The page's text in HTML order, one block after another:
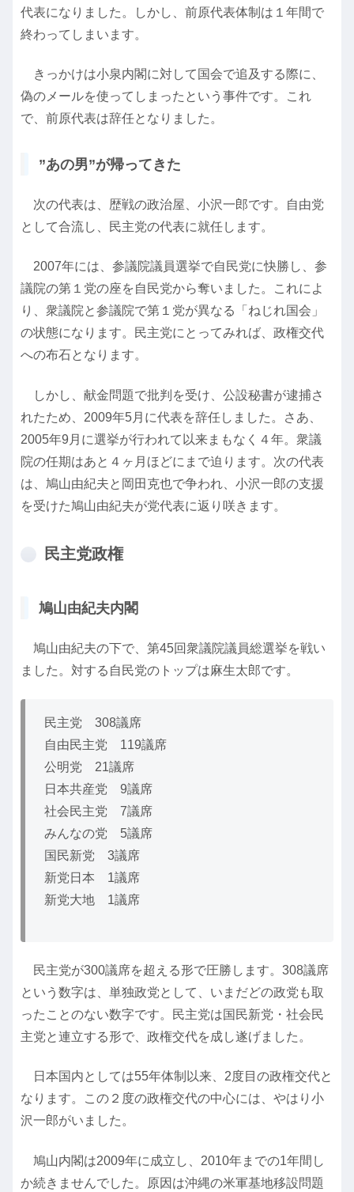
代表になりました。しかし、前原代表体制は１年間で
終わってしまいます。
きっかけは小泉内閣に対して国会で追及する際に、
偽のメールを使ってしまったという事件です。これ
で、前原代表は辞任となりました。
”あの男”が帰ってきた
次の代表は、歴戦の政治屋、小沢一郎です。自由党
として合流し、民主党の代表に就任します。
2007年には、参議院議員選挙で自民党に快勝し、参
議院の第１党の座を自民党から奪いました。これによ
り、衆議院と参議院で第１党が異なる「ねじれ国会」
の状態になります。民主党にとってみれば、政権交代
への布石となります。
しかし、献金問題で批判を受け、公設秘書が逮捕さ
れたため、2009年5月に代表を辞任しました。さあ、
2005年9月に選挙が行われて以来まもなく４年。衆議
院の任期はあと４ヶ月ほどにまで迫ります。次の代表
は、鳩山由紀夫と岡田克也で争われ、小沢一郎の支援
を受けた鳩山由紀夫が党代表に返り咲きます。
民主党政権
鳩山由紀夫内閣
鳩山由紀夫の下で、第45回衆議院議員総選挙を戦い
ました。対する自民党のトップは麻生太郎です。
民主党 308議席
自由民主党 119議席
公明党 21議席
日本共産党 9議席
社会民主党 7議席
みんなの党 5議席
国民新党 3議席
新党日本 1議席
新党大地 1議席
民主党が300議席を超える形で圧勝します。308議席
という数字は、単独政党として、いまだどの政党も取
ったことのない数字です。民主党は国民新党・社会民
主党と連立する形で、政権交代を成し遂げました。
日本国内としては55年体制以来、2度目の政権交代と
なります。この２度の政権交代の中心には、やはり小
沢一郎がいました。
鳩山内閣は2009年に成立し、2010年までの1年間し
か続きませんでした。原因は沖縄の米軍基地移設問題